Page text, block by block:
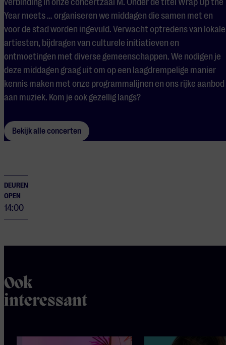
verbinding in onze concertzaal M. Onder de titel Wrap Up the
Year meets … organiseren we middagen die samen met en
voor de stad worden ingevuld. Verwacht optredens van lokale
artiesten, bijdragen van culturele initiatieven en
ontmoetingen met diverse gemeenschappen. We nodigen je
deze middagen graag uit om op een laagdrempelige manier
kennis maken met onze programmalijnen en ons rijke aanbod
aan muziek. Kom je ook gezellig langs?
Bekijk alle concerten
DEUREN
OPEN
14:00
Ook
interessant